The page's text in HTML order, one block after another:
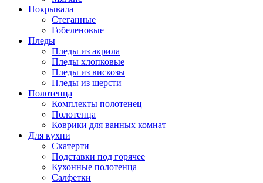
Покрывала
Стеганные
Гобеленовые
Пледы
Пледы из акрила
Пледы хлопковые
Пледы из вискозы
Пледы из шерсти
Полотенца
Комплекты полотенец
Полотенца
Коврики для ванных комнат
Для кухни
Скатерти
Подставки под горячее
Кухонные полотенца
Салфетки